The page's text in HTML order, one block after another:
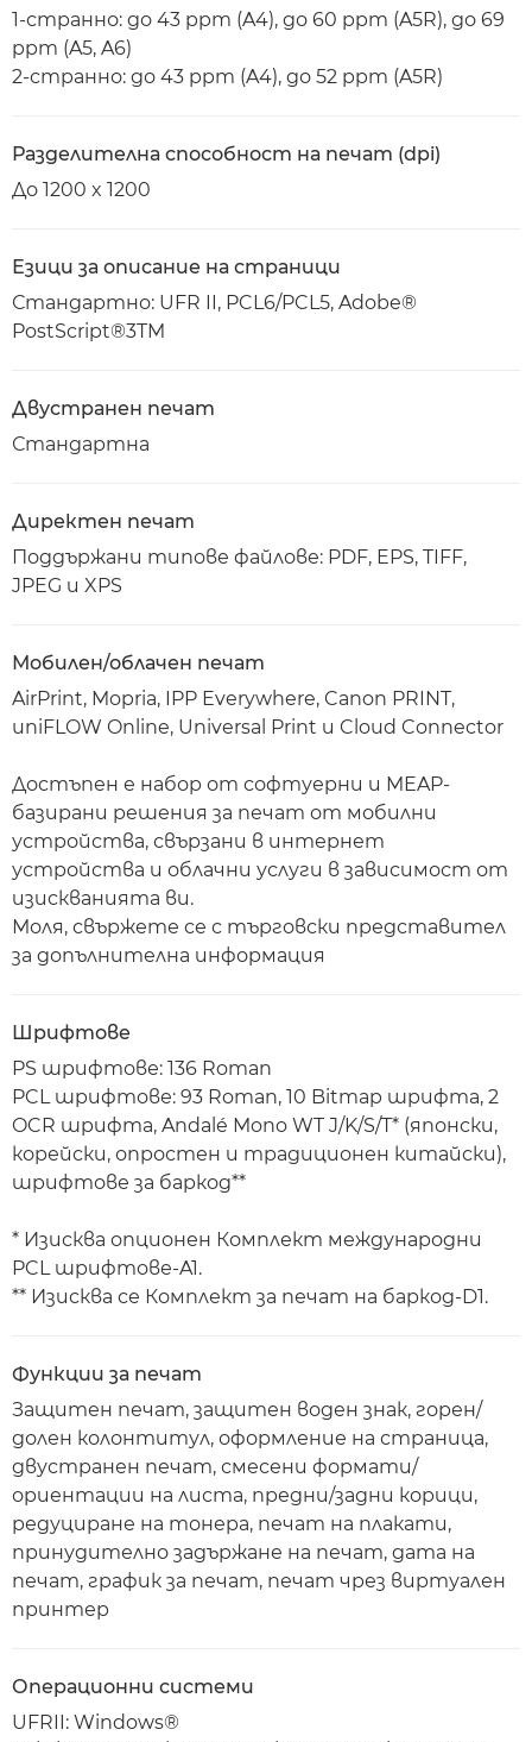
1-странно: до 43 ppm (A4), до 60 ppm (A5R), до 69
ppm (A5, A6)
2-странно: до 43 ppm (A4), до 52 ppm (A5R)
Разделителна способност на печат (dpi)
До 1200 x 1200
Езици за описание на страници
Стандартно: UFR II, PCL6/PCL5, Adobe®
PostScript®3TM
Двустранен печат
Стандартна
Директен печат
Поддържани типове файлове: PDF, EPS, TIFF,
JPEG и XPS
Мобилен/облачен печат
AirPrint, Mopria, IPP Everywhere, Canon PRINT,
uniFLOW Online, Universal Print и Cloud Connector
Достъпен е набор от софтуерни и MEAP-
базирани решения за печат от мобилни
устройства, свързани в интернет
устройства и облачни услуги в зависимост от
изискванията ви.
Моля, свържете се с търговски представител
за допълнителна информация
Шрифтове
PS шрифтове: 136 Roman
PCL шрифтове: 93 Roman, 10 Bitmap шрифта, 2
OCR шрифта, Andalé Mono WT J/K/S/T* (японски,
корейски, опростен и традиционен китайски),
шрифтове за баркод**
* Изисква опционен Комплект международни
PCL шрифтове-A1.
** Изисква се Комплект за печат на баркод-D1.
Функции за печат
Защитен печат, защитен воден знак, горен/
долен колонтитул, оформление на страница,
двустранен печат, смесени формати/
ориентации на листа, предни/задни корици,
редуциране на тонера, печат на плакати,
принудително задържане на печат, дата на
печат, график за печат, печат чрез виртуален
принтер
Операционни системи
UFRII: Windows®